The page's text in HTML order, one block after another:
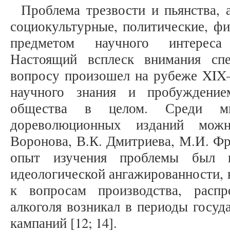
Проблема трезвости и
социокультурные, политические,
предметом научного
Настоящий всплеск внимания
вопросу произошел на рубеже
научного знания и
общества в целом. Среди
дореволюционных изданий
Воронова, В.К. Дмитриева, М.И.
опыт изучения проблемы был
идеологической
к вопросам производства,
алкоголя возникал в периоды
кампаний [12; 14].